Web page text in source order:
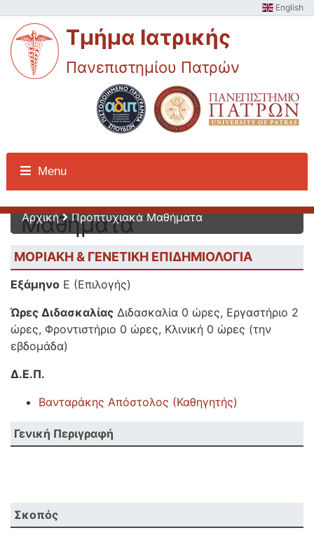
English
Τμήμα Ιατρικής
Πανεπιστημίου Πατρών
Menu
Προπτυχιακά
Μαθήματα
Αρχική Προπτυχιακά Μαθήματα
ΜΟΡΙΑΚΗ & ΓΕΝΕΤΙΚΗ ΕΠΙΔΗΜΙΟΛΟΓΙΑ
Εξάμηνο Ε (Επιλογής)
Ώρες Διδασκαλίας Διδασκαλία 0 ώρες, Εργαστήριο 2
ώρες, Φροντιστήριο 0 ώρες, Κλινική 0 ώρες (την
εβδομάδα)
Δ.Ε.Π.
Βανταράκης Απόστολος (Καθηγητής)
Γενική Περιγραφή
Σκοπός